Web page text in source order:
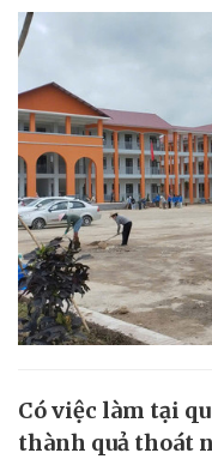
Có việc làm tại
thành quả thoát